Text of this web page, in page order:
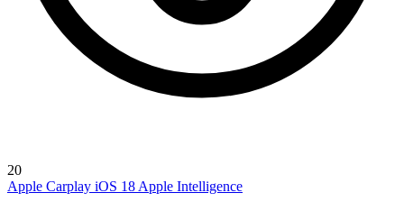
20
Apple Carplay iOS 18 Apple Intelligence